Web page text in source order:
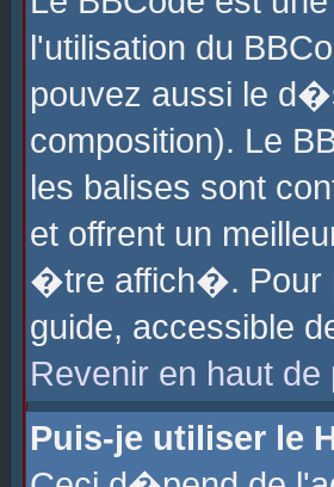
l'utilisation du
pouvez aussi le
composition). Le
les balises sont
et offrent un
�tre affich�. Pour
guide, accessible
Revenir en haut de
Puis-je utiliser le